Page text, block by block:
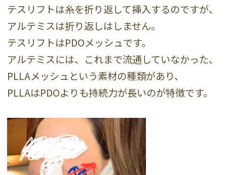
テスリフトは糸を折り返して挿入するのですが、
アルテミスは折り返しはしません。
テスリフトはPDOメッシュです。
アルテミスには、これまで流通していなかった、
PLLAメッシュという素材の種類があり、
PLLAはPDOよりも持続力が長いのが特徴です。